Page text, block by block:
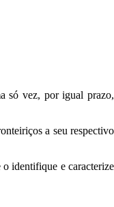
só vez, por igual prazo,
a seu respectivo
o identifique e caracterize